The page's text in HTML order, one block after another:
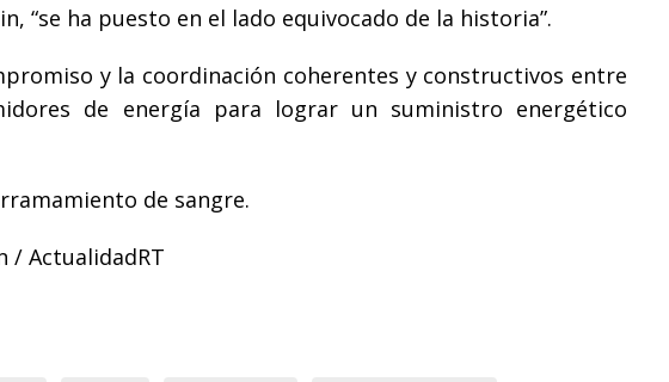
“se ha puesto en el lado equivocado de la historia”.
y la coordinación coherentes y constructivos entre
de energía para lograr un suministro energético
de sangre.
/ ActualidadRT